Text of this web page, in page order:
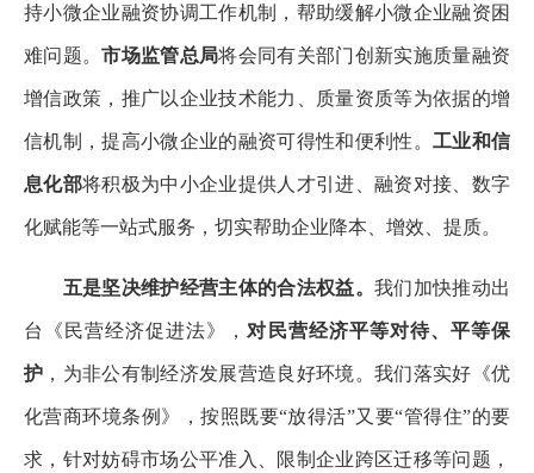
持小微企业融资协调工作机制，帮助缓解小微企业融资困
难问题。市场监管总局将会同有关部门创新实施质量融资
增信政策，推广以企业技术能力、质量资质等为依据的增
信机制，提高小微企业的融资可得性和便利性。 工业和信
息化部将积极为中小企业提供人才引进、融资对接、数字
化赋能等一站式服务，切实帮助企业降本、增效、提质。
五是坚决维护经营主体的合法权益。我们加快推动出
台《民营经济促进法》， 对民营经济平等对待、平等保
护 ，为非公有制经济发展营造良好环境。我们落实好《优
化营商环境条例》，按照既要“放得活”又要“管得住”的要
求，针对妨碍市场公平准入、限制企业跨区迁移等问题，